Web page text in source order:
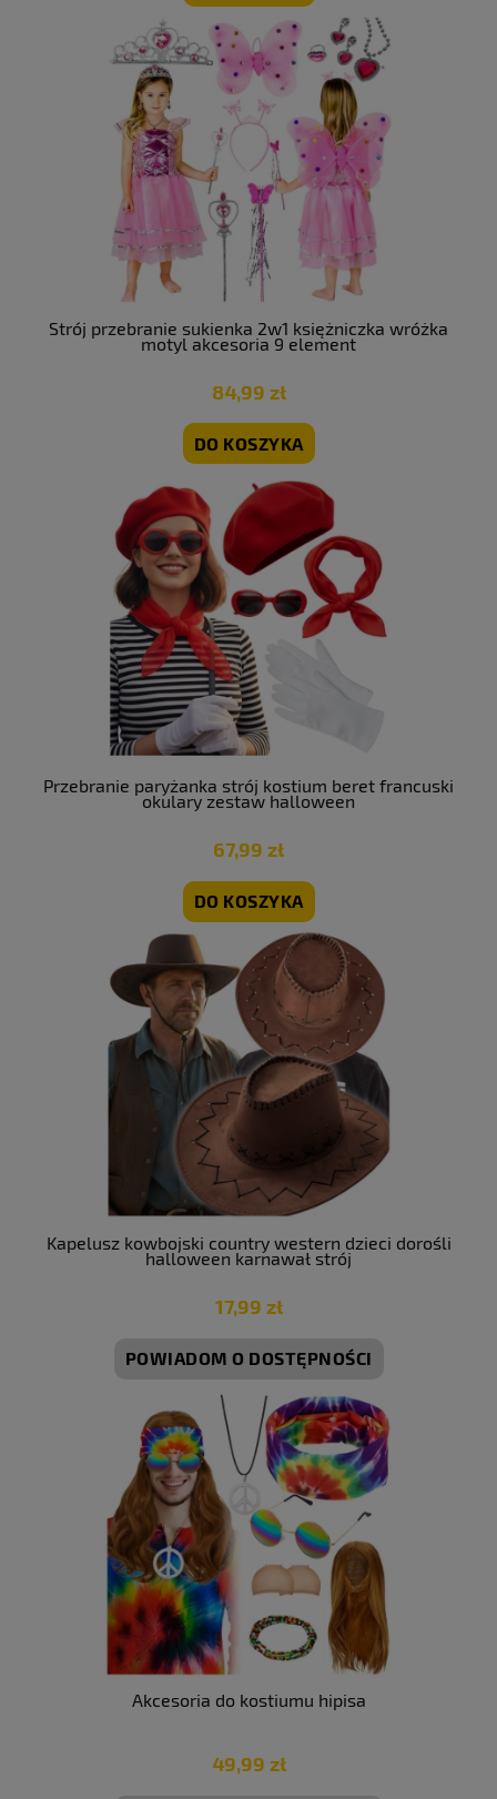
Strój przebranie sukienka 2w1 księżniczka wróżka
motyl akcesoria 9 element
84,99 zł
DO KOSZYKA
Przebranie paryżanka strój kostium beret francuski
okulary zestaw halloween
67,99 zł
DO KOSZYKA
Kapelusz kowbojski country western dzieci dorośli
halloween karnawał strój
17,99 zł
POWIADOM O DOSTĘPNOŚCI
Akcesoria do kostiumu hipisa
49,99 zł